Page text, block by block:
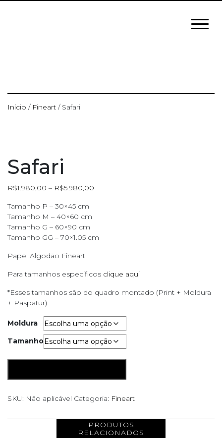
Início / Fineart / Safari
Safari
R$1.980,00 – R$5.980,00
Tamanho P – 30×45 cm
Tamanho M – 40×60 cm
Tamanho G – 60×90 cm
Tamanho GG – 70×1.05 cm
Papel Algodão Fineart
Para tamanhos especificos clique aqui
*Esses tamanhos são do quadro montado (Print + Moldura
+ Paspatur)
Moldura
Tamanho
SKU: Não aplicável Categoria: Fineart
PRODUTOS
RELACIONADOS